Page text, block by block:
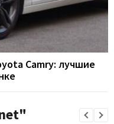
Camry: лучшие